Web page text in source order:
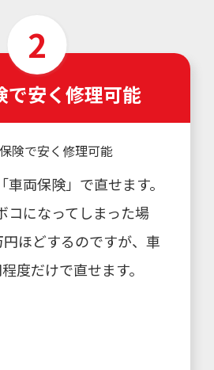
で安く修理可能
両保険」で直せます。
コになってしまった場
ほどするのですが、車
度だけで直せます。